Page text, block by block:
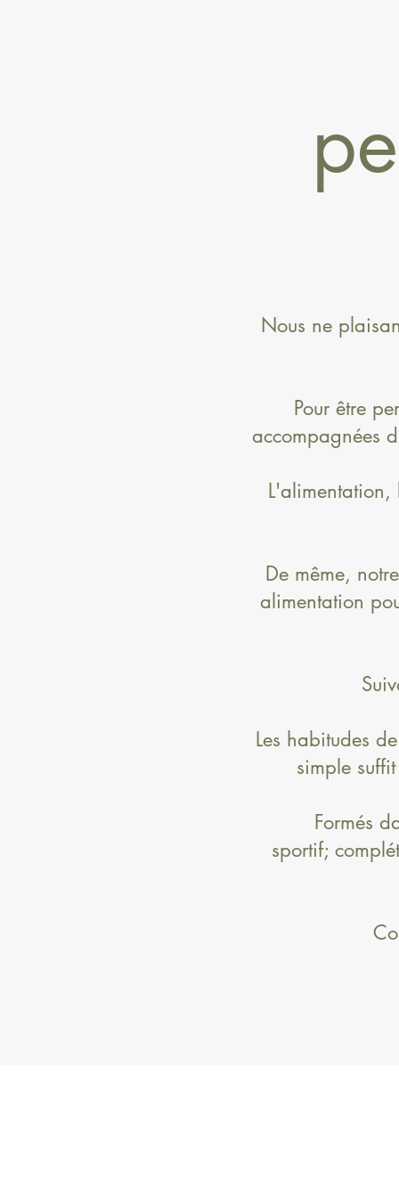
Nous ne
Pour être
accompagnées
L'alimentation,
De même,
alimentation
Les habitudes
simple
Formés
sportif;